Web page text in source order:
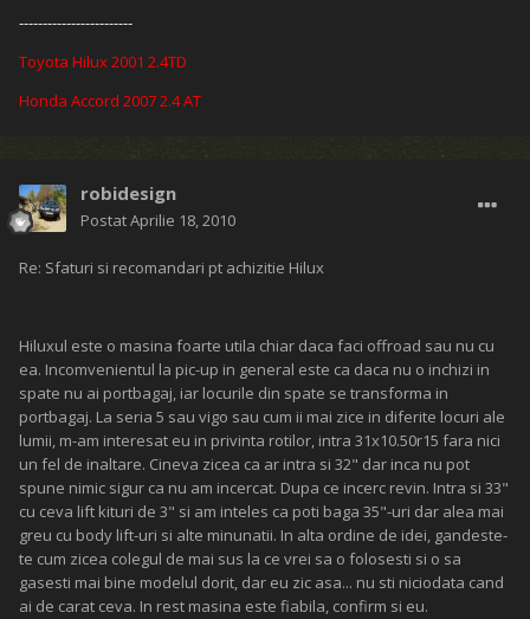
------------------------
Toyota Hilux 2001 2.4TD
Honda Accord 2007 2.4 AT
robidesign
PostatAprilie 18, 2010
Re: Sfaturi si recomandari pt achizitie Hilux
Hiluxul este o masina foarte utila chiar daca faci offroad sau nu cu
ea. Incomvenientul la pic-up in general este ca daca nu o inchizi in
spate nu ai portbagaj, iar locurile din spate se transforma in
portbagaj. La seria 5 sau vigo sau cum ii mai zice in diferite locuri ale
lumii, m-am interesat eu in privinta rotilor, intra 31x10.50r15 fara nici
un fel de inaltare. Cineva zicea ca ar intra si 32" dar inca nu pot
spune nimic sigur ca nu am incercat. Dupa ce incerc revin. Intra si 33"
cu ceva lift kituri de 3" si am inteles ca poti baga 35"-uri dar alea mai
greu cu body lift-uri si alte minunatii. In alta ordine de idei, gandeste-
te cum zicea colegul de mai sus la ce vrei sa o folosesti si o sa
gasesti mai bine modelul dorit, dar eu zic asa... nu sti niciodata cand
ai de carat ceva. In rest masina este fiabila, confirm si eu.